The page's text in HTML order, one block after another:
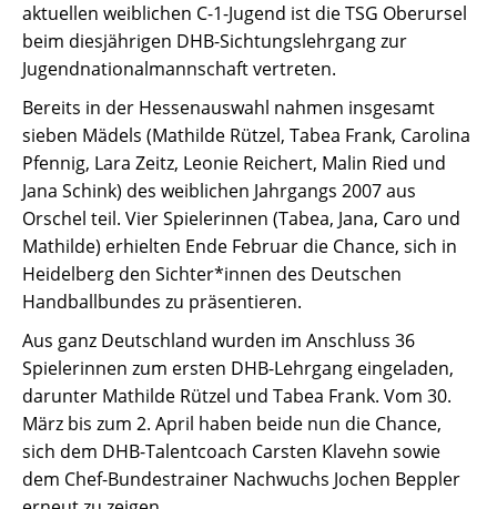
aktuellen weiblichen C-1-Jugend ist die TSG Oberursel
beim diesjährigen DHB-Sichtungslehrgang zur
Jugendnationalmannschaft vertreten.
Bereits in der Hessenauswahl nahmen insgesamt
sieben Mädels (Mathilde Rützel, Tabea Frank, Carolina
Pfennig, Lara Zeitz, Leonie Reichert, Malin Ried und
Jana Schink) des weiblichen Jahrgangs 2007 aus
Orschel teil. Vier Spielerinnen (Tabea, Jana, Caro und
Mathilde) erhielten Ende Februar die Chance, sich in
Heidelberg den Sichter*innen des Deutschen
Handballbundes zu präsentieren.
Aus ganz Deutschland wurden im Anschluss 36
Spielerinnen zum ersten DHB-Lehrgang eingeladen,
darunter Mathilde Rützel und Tabea Frank. Vom 30.
März bis zum 2. April haben beide nun die Chance,
sich dem DHB-Talentcoach Carsten Klavehn sowie
dem Chef-Bundestrainer Nachwuchs Jochen Beppler